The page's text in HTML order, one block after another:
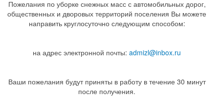
Пожелания по уборке снежных масс с автомобильных дорог,
общественных и дворовых территорий поселения Вы можете
направить круглосуточно следующим способом:
на адрес электронной почты: admizl@inbox.ru
Ваши пожелания будут приняты в работу в течение 30 минут
после получения.